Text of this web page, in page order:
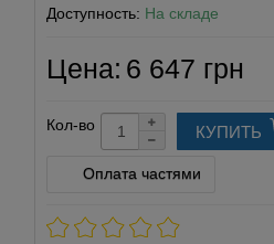
Доступность: На складе
Цена: 6 647 грн
Кол-во КУПИТЬ
Оплата частями